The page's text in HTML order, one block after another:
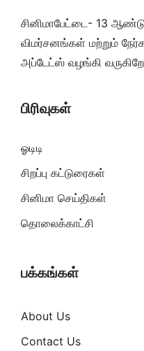
சினிமாபேட்டை- 13
விமர்சனங்கள் மற்றும்
அப்டேட்ஸ் வழங்கி
பிரிவுகள்
ஓடிடி
சிறப்பு கட்டுரைகள்
சினிமா செய்திகள்
தொலைக்காட்சி
பக்கங்கள்
About Us
Contact Us